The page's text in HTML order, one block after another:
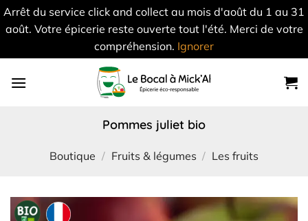
Arrêt du service click and collect au mois d'août du 1 au 31
août. Votre épicerie reste ouverte tout l'été. Merci de votre
compréhension. Ignorer
pommes juliet bio
Boutique / Fruits & légumes / Les fruits